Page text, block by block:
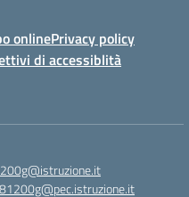
onlinePrivacy policy
di accessiblità